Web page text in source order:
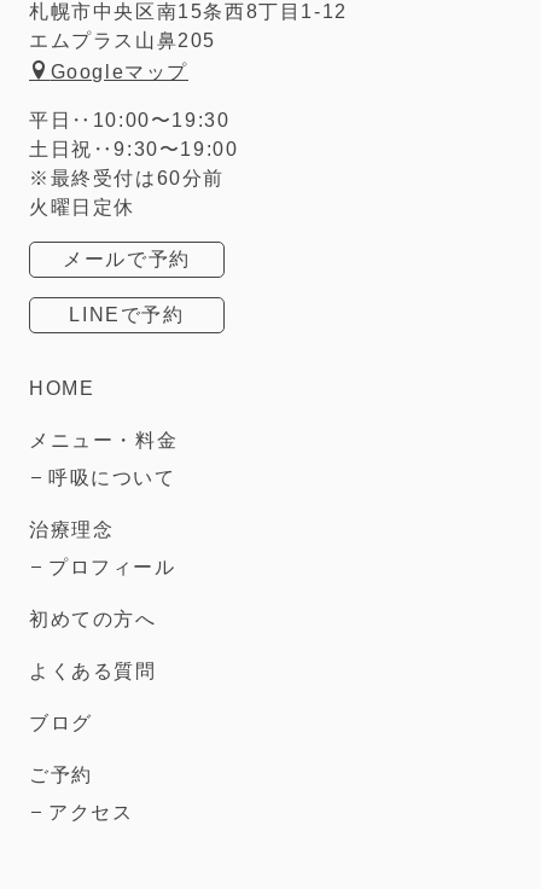
札幌市中央区南15条西8丁目1-12
エムプラス山鼻205
Googleマップ
平日‥10:00〜19:30
土日祝‥9:30〜19:00
※最終受付は60分前
火曜日定休
メールで予約
LINEで予約
HOME
メニュー・料金
呼吸について
治療理念
プロフィール
初めての方へ
よくある質問
ブログ
ご予約
アクセス